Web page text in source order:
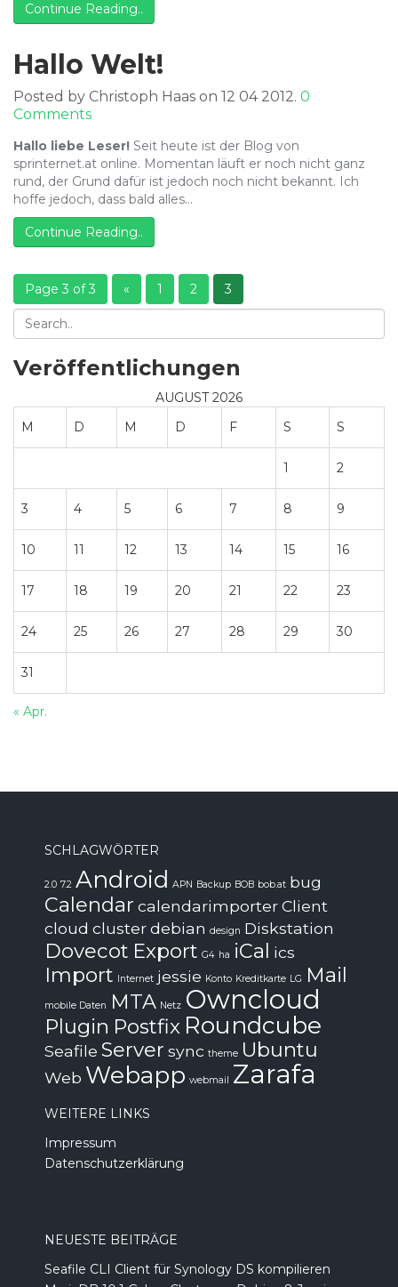
Continue Reading..
Hallo Welt!
Posted by Christoph Haas on 12 04 2012. 0
Comments
Hallo liebe Leser! Seit heute ist der Blog von
sprinternet.at online. Momentan läuft er noch nicht ganz
rund, der Grund dafür ist jedoch noch nicht bekannt. Ich
hoffe jedoch, dass bald alles…
Continue Reading..
Page 3 of 3 « 1 2 3
Veröffentlichungen
AUGUST 2026
M
D M D F S S
1 2
3 4 5 6 7 8 9
10 11 12 13 14 15 16
17 18 19 20 21 22 23
24 25 26 27 28 29 30
31
« Apr.
SCHLAGWÖRTER
2.0 7.2 Android APN Backup BOB bob.at bug
Calendar calendarimporterClient
cloud clusterdebian design Diskstation
Dovecot Export G4 ha iCal ics
Import Internet jessie Konto Kreditkarte LG Mail
mobile Daten MTA Netz Owncloud
Plugin Postfix Roundcube
Seafile Server sync theme Ubuntu
Web Webapp webmail Zarafa
WEITERE LINKS
Impressum
Datenschutzerklärung
NEUESTE BEITRÄGE
Seafile CLI Client für Synology DS kompilieren